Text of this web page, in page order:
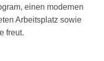
einen modernen
Arbeitsplatz sowie
freut.